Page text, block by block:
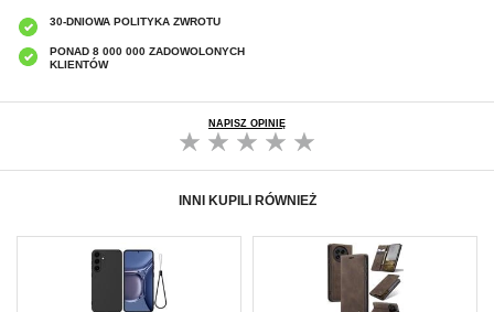
30-DNIOWA POLITYKA ZWROTU
PONAD 8 000 000 ZADOWOLONYCH
KLIENTÓW
NAPISZ OPINIĘ
INNI KUPILI RÓWNIEŻ